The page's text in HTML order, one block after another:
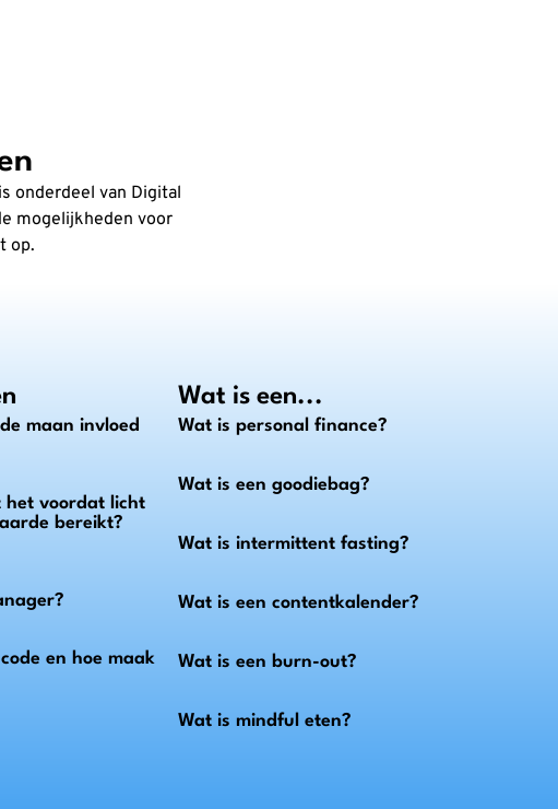
onderdeel van Digital
mogelijkheden voor
op.
maan invloed
het voordat licht
bereikt?
en hoe maak
Wat is een...
Wat is personal finance?
Wat is een goodiebag?
Wat is intermittent fasting?
Wat is een contentkalender?
Wat is een burn-out?
Wat is mindful eten?